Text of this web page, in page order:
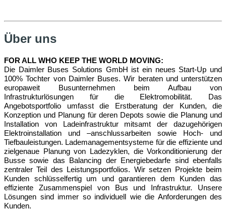
Über uns
FOR ALL WHO KEEP THE WORLD MOVING:
Die Daimler Buses Solutions GmbH ist ein neues Start-Up und
100% Tochter von Daimler Buses. Wir beraten und unterstützen
europaweit Busunternehmen beim Aufbau von
Infrastrukturlösungen für die Elektromobilität. Das
Angebotsportfolio umfasst die Erstberatung der Kunden, die
Konzeption und Planung für deren Depots sowie die Planung und
Installation von Ladeinfrastruktur mitsamt der dazugehörigen
Elektroinstallation und –anschlussarbeiten sowie Hoch- und
Tiefbauleistungen. Lademanagementsysteme für die effiziente und
zielgenaue Planung von Ladezyklen, die Vorkonditionierung der
Busse sowie das Balancing der Energiebedarfe sind ebenfalls
zentraler Teil des Leistungsportfolios. Wir setzen Projekte beim
Kunden schlüsselfertig um und garantieren dem Kunden das
effiziente Zusammenspiel von Bus und Infrastruktur. Unsere
Lösungen sind immer so individuell wie die Anforderungen des
Kunden.